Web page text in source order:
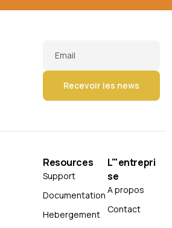
Email
Resources
Support
Documentation
Hebergement
L'"entrepri
se
A propos
Contact